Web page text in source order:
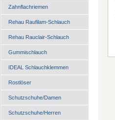
Zahnflachriemen
Rehau Raufilam-Schlauch
Rehau Rauclair-Schlauch
Gummischlauch
IDEAL Schlauchklemmen
Rostlöser
Schutzschuhe/Damen
Schutzschuhe/Herren